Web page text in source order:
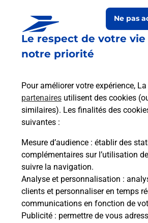
Le respect de votre
notre priorité
Pour améliorer votre expérience,
partenaires utilisent des cookies
similaires). Les finalités des
suivantes :
Mesure d’audience : établir des
complémentaires sur l’utilisation
suivre la navigation.
Analyse et personnalisation :
clients et personnaliser en temps
communications en fonction de
Publicité : permettre de vous
Ne pas
Boîte aux lettres La Poste
Prochaine collecte du courrier
12h00
490 Route De Reignier
74380
Arthaz Pont Notre Dame
Itinéraire
Le lien s'ouvre dans un nouvel onglet